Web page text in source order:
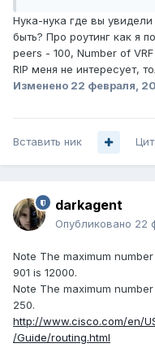
Нука-нука где вы
быть? Про роутинг как я
peers - 100, Number of
RIP меня не интересует,
Изменено 22 февраля,
Вставить ник
darkagent
Опубликовано 22
Note The maximum
901 is 12000.
Note The maximum
250.
http://www.cisco.com/en/
/Guide/routing.html